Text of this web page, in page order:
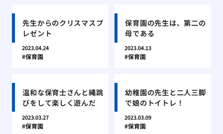
先生からのクリスマスプ
レゼント
2023.04.24
保育園
保育園の先生は、第二の
母である
2023.04.13
保育園
温和な保育士さんと縄跳
びをして楽しく遊んだ
2023.03.27
保育園
幼稚園の先生と二人三脚
で娘のトイトレ！
2023.03.09
保育園